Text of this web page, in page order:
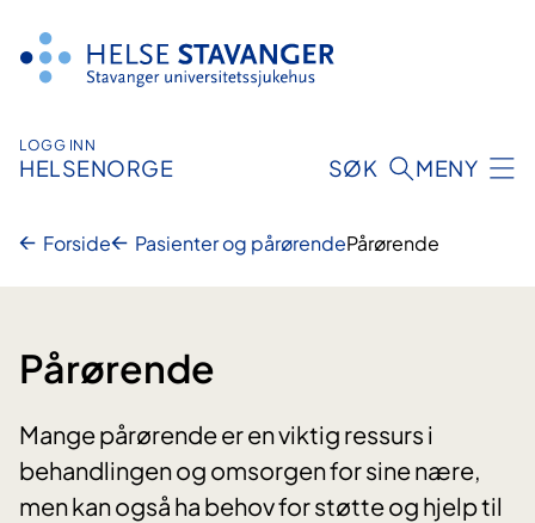
innhold
LOGG INN
HELSENORGE SØK MENY
Forside Pasienter og pårørendePårørende
Pårørende
Mange pårørende er en viktig ressurs i
behandlingen og omsorgen for sine nære,
men kan også ha behov for støtte og hjelp til